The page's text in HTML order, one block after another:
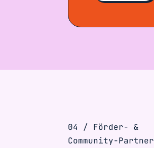
04 / Förder- &
Community-Partner